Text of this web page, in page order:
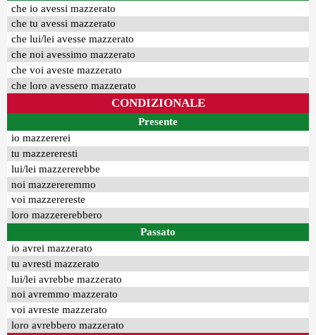
che io avessi mazzerato
che tu avessi mazzerato
che lui/lei avesse mazzerato
che noi avessimo mazzerato
che voi aveste mazzerato
che loro avessero mazzerato
CONDIZIONALE
Presente
io mazzererei
tu mazzereresti
lui/lei mazzererebbe
noi mazzereremmo
voi mazzerereste
loro mazzererebbero
Passato
io avrei mazzerato
tu avresti mazzerato
lui/lei avrebbe mazzerato
noi avremmo mazzerato
voi avreste mazzerato
loro avrebbero mazzerato